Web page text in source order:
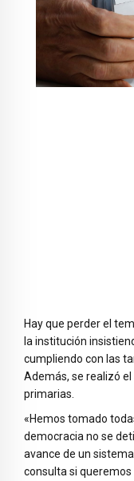
Hay que perder el
la institución
cumpliendo con las
Además, se realizó
primarias.
«Hemos tomado
democracia no se
avance de un
consulta si queremos